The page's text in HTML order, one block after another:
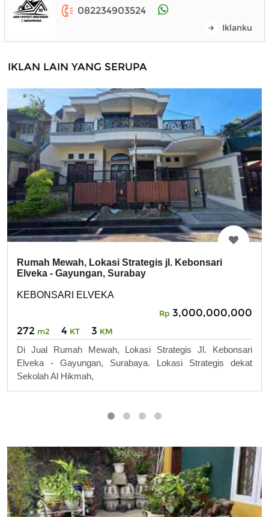
082234903524
Iklanku
IKLAN LAIN YANG SERUPA
Rumah Mewah, Lokasi Strategis jl. Kebonsari
Elveka - Gayungan, Surabay
KEBONSARI ELVEKA
Rp 3,000,000,000
272 m2 4 KT 3 KM
Di Jual Rumah Mewah, Lokasi Strategis Jl. Kebonsari
Elveka - Gayungan, Surabaya. Lokasi Strategis dekat
Sekolah Al Hikmah,